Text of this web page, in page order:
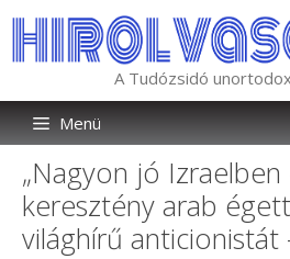
tartalomba
A Tudózsidó
Menü
„Nagyon jó Izraelben
keresztény arab
világhírű anticionistát